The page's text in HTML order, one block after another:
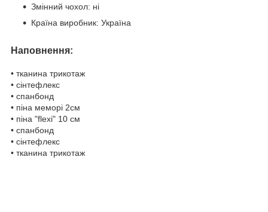
Змінний чохол: ні
Країна виробник: Україна
Наповнення:
• тканина трикотаж
• сінтефлекс
• спанбонд
• піна меморі 2см
• піна "flexi" 10 см
• спанбонд
• сінтефлекс
• тканина трикотаж